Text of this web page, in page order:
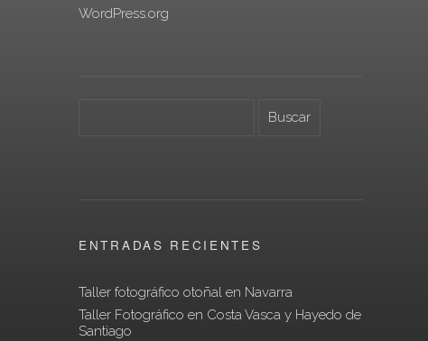
WordPress.org
ENTRADAS RECIENTES
Taller fotográfico otoñal en Navarra
Taller Fotográfico en Costa Vasca y Hayedo de
Santiago